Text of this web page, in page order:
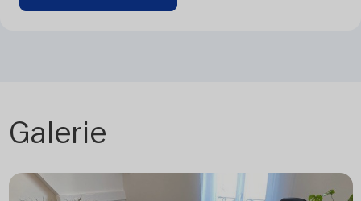
Galerie